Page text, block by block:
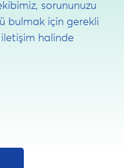
sorununuzu
bulmak için gerekli
iletişim halinde